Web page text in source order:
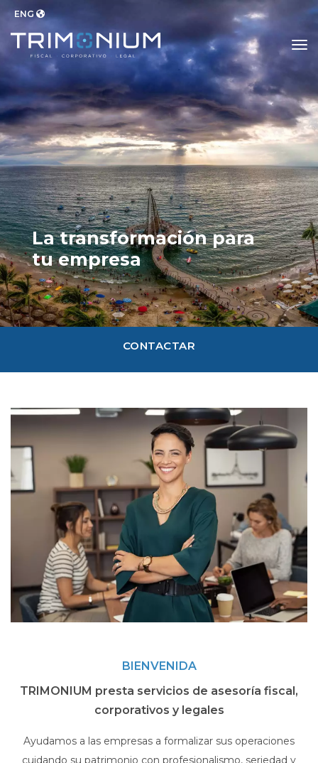
ENG
La transformación para
tu empresa
CONTACTAR
BIENVENIDA
TRIMONIUM presta servicios de asesoría fiscal,
corporativos y legales
Ayudamos a las empresas a formalizar sus operaciones
cuidando su patrimonio con profesionalismo, seriedad y